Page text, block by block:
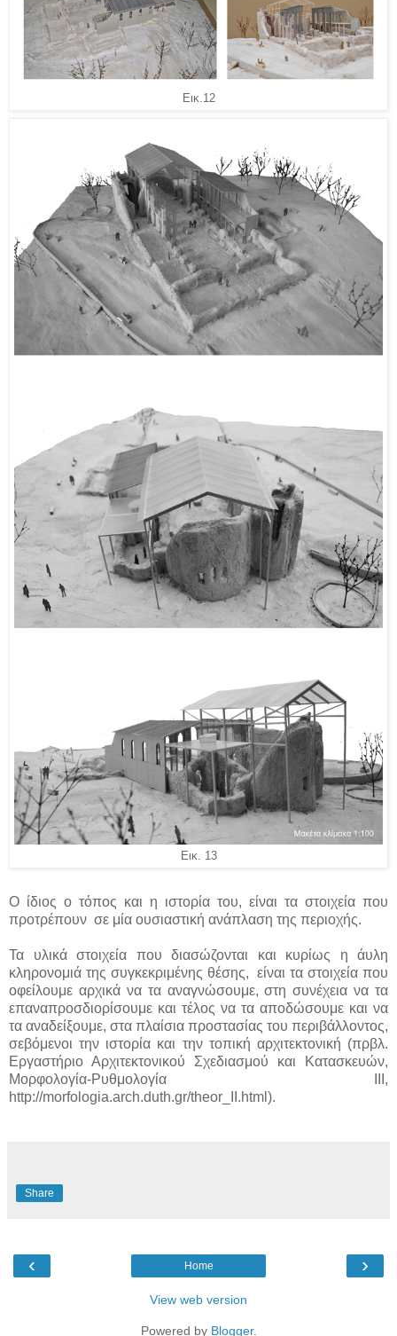
Εικ.12
Εικ. 13
Ο ίδιος ο τόπος και η ιστορία του, είναι τα στοιχεία που
προτρέπουν σε μία ουσιαστική ανάπλαση της περιοχής.
Τα υλικά στοιχεία που διασώζονται και κυρίως η άυλη
κληρονομιά της συγκεκριμένης θέσης, είναι τα στοιχεία που
οφείλουμε αρχικά να τα αναγνώσουμε, στη συνέχεια να τα
επαναπροσδιορίσουμε και τέλος να τα αποδώσουμε και να
τα αναδείξουμε, στα πλαίσια προστασίας του περιβάλλοντος,
σεβόμενοι την ιστορία και την τοπική αρχιτεκτονική (πρβλ.
Εργαστήριο Αρχιτεκτονικού Σχεδιασμού και Κατασκευών,
Μορφολογία-Ρυθμολογία ΙΙΙ,
http://morfologia.arch.duth.gr/theor_II.html).
Share
‹ ›
Home
View web version
Powered by Blogger.